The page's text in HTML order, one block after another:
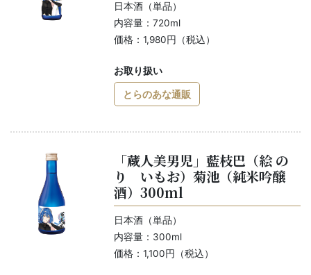
日本酒（単品）
内容量：720ml
価格：1,980円（税込）
お取り扱い
とらのあな通販
「蔵人美男児」藍枝巴（絵 の
り いもお）菊池（純米吟醸
酒）300ml
日本酒（単品）
内容量：300ml
価格：1,100円（税込）